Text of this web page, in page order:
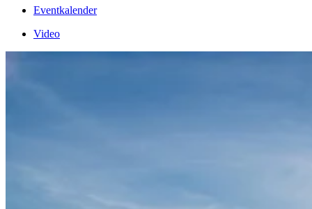
Eventkalender
Video